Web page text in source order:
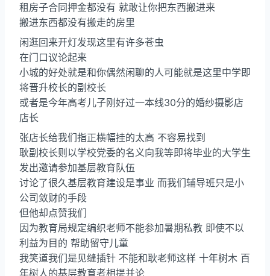
租房子合同押金都没有 就敢让你把东西搬进来
搬进东西都没有搬走的房里
闲逛回来开灯发现这里有许多苍虫
在门口议论起来
小城的好处就是和你偶然闲聊的人可能就是这里中学即
将晋升校长的副校长
或者是今年高考儿子刚好过一本线30分的婚纱摄影店
店长
张店长给我们指正横幅挂的太高 不容易找到
耿副校长则以学校党委的名义向我等即将毕业的大学生
发出邀请参加基层教育队伍
讨论了很久基层教育建设是事业 而我们辅导班只是小
公司敛财的手段
但他却点赞我们
因为教育局规定编织老师不能参加暑期私教 即使不以
利益为目的 帮助留守儿童
我笑道我们是见缝插针 不能和耿老师这样 十年树木 百
年树人的基层教育者相提并论